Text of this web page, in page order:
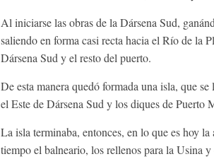
Al iniciarse las obras de la Dársena Sud,
saliendo en forma casi recta hacia el Río de la
Dársena Sud y el resto del puerto.
De esta manera quedó formada una isla, que
el Este de Dársena Sud y los diques de Puerto
La isla terminaba, entonces, en lo que es hoy
tiempo el balneario, los rellenos para la Usina